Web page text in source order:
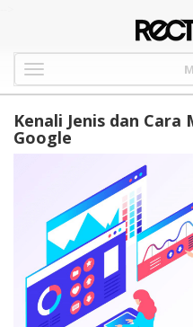
Kenali Jenis dan
Google